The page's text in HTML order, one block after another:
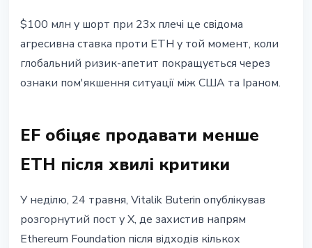
$100 млн у шорт при 23x плечі це свідома
агресивна ставка проти ETH у той момент, коли
глобальний ризик-апетит покращується через
ознаки пом'якшення ситуації між США та Іраном.
EF обіцяє продавати менше
ETH після хвилі критики
У неділю, 24 травня, Vitalik Buterin опублікував
розгорнутий пост у X, де захистив напрям
Ethereum Foundation після відходів кількох